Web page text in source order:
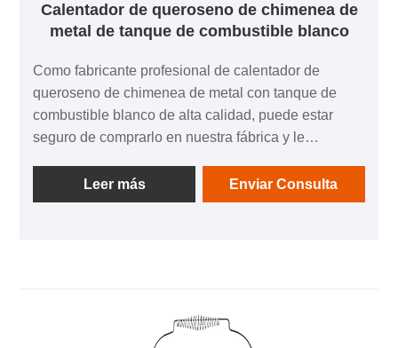
Calentador de queroseno de chimenea de
metal de tanque de combustible blanco
Como fabricante profesional de calentador de
queroseno de chimenea de metal con tanque de
combustible blanco de alta calidad, puede estar
seguro de comprarlo en nuestra fábrica y le
oportuna. Están diseñados para ser portátiles, lo que
permite un fácil movimiento entre ubicaciones.
Leer más Enviar Consulta